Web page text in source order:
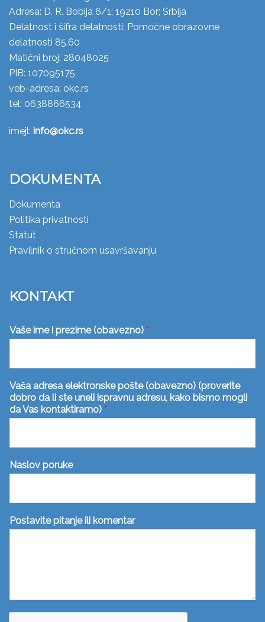
Adresa: D. R. Bobija 6/1; 19210 Bor; Srbija
Delatnost i šifra delatnosti: Pomoćne obrazovne
delatnosti 85.60
Matični broj: 28048025
PIB: 107095175
veb-adresa: okc.rs
tel: 0638866534
imejl: info@okc.rs
DOKUMENTA
Dokumenta
Politika privatnosti
Statut
Pravilnik o stručnom usavršavanju
KONTAKT
Vaše ime i prezime (obavezno) *
Vaša adresa elektronske pošte (obavezno) (proverite
dobro da li ste uneli ispravnu adresu, kako bismo mogli
da Vas kontaktiramo) *
Naslov poruke
Postavite pitanje ili komentar